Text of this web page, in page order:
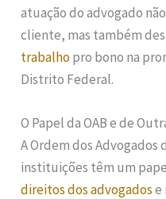
atuação do advogado
cliente, mas também
trabalhopro bono na
Distrito Federal.
O Papel da OAB e de
A Ordem dos Advogados
instituições têm um
direitos dos advogadose